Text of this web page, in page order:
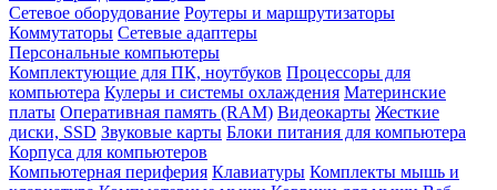
Сетевое оборудование Роутеры и маршрутизаторы
Коммутаторы Сетевые адаптеры
Персональные компьютеры
Комплектующие для ПК, ноутбуков Процессоры для
компьютера Кулеры и системы охлаждения Материнские
платы Оперативная память (RAM) Видеокарты Жесткие
диски, SSD Звуковые карты Блоки питания для компьютера
Корпуса для компьютеров
Компьютерная периферия Клавиатуры Комплекты мышь и